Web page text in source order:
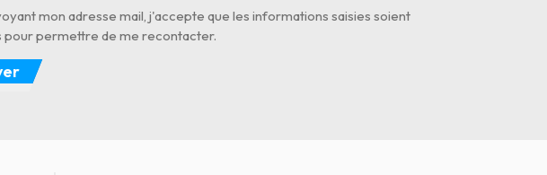
mon adresse mail, j'accepte que les informations saisies soient
pour permettre de me recontacter.